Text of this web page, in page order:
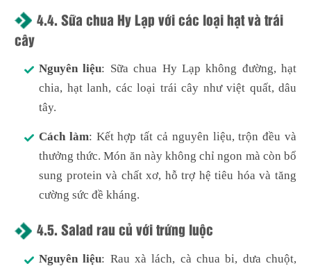
4.4.Sữa chua Hy Lạp với các loại hạt và trái
cây
Nguyên liệu: Sữa chua Hy Lạp không đường, hạt
chia, hạt lanh, các loại trái cây như việt quất, dâu
tây.
Cách làm: Kết hợp tất cả nguyên liệu, trộn đều và
thưởng thức. Món ăn này không chỉ ngon mà còn bổ
sung protein và chất xơ, hỗ trợ hệ tiêu hóa và tăng
cường sức đề kháng.
4.5.Salad rau củ với trứng luộc
Nguyên liệu: Rau xà lách, cà chua bi, dưa chuột,